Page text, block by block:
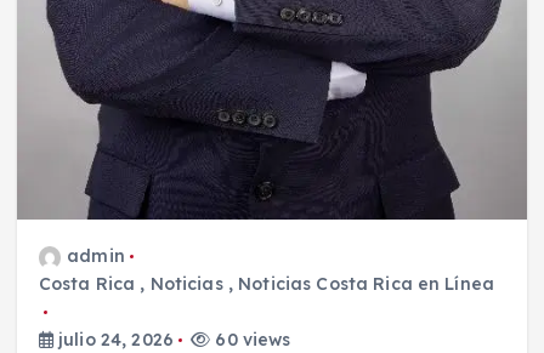
admin
Costa Rica , Noticias, Noticias Costa Rica en Línea
julio 24, 2026 60 views